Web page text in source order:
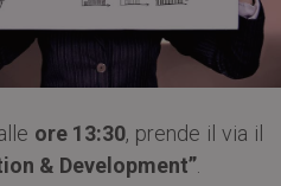
ore 13:30, prende il via il
& Development”